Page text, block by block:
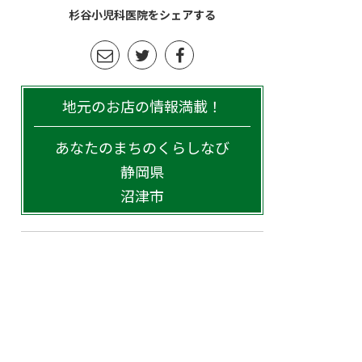
杉谷小児科医院をシェアする
地元のお店の情報満載！
あなたのまちのくらしなび
静岡県
沼津市